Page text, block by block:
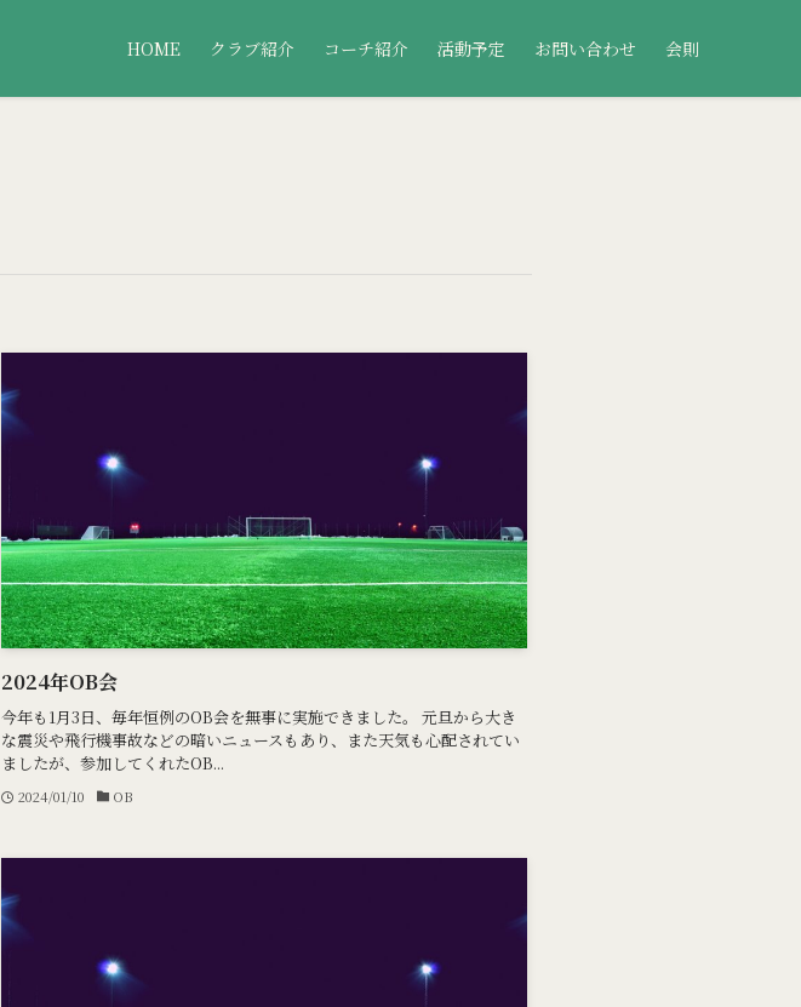
HOME クラブ紹介 コーチ紹介 活動予定 お問い合わせ 会則
2024年OB会
今年も1月3日、毎年恒例のOB会を無事に実施できました。 元旦から大き
な震災や飛行機事故などの暗いニュースもあり、また天気も心配されてい
ましたが、参加してくれたOB...
2024/01/10 OB